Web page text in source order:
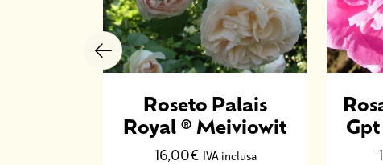
Roseto Palais
Royal ® Meiviowit
16,00€ IVA inclusa